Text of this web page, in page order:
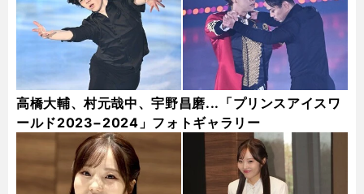
高橋大輔、村元哉中、宇野昌磨...「プリンスアイスワ
ールド2023−2024」フォトギャラリー